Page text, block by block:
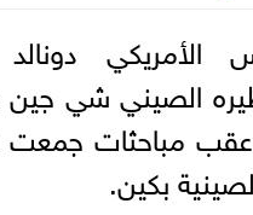
دونالد
الصيني شي جين
عقب مباحثات جمعت
بكين.